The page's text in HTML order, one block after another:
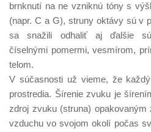
brnknutí na ne vzniknú tóny s
(napr. C a G), struny oktávy sú v
sa snažili odhaliť aj ďalšie
číselnými pomermi, vesmírom,
telom.
V súčasnosti už vieme, že
prostredia. Šírenie zvuku je
zdroj zvuku (struna)
vzduchu vo svojom okolí počas